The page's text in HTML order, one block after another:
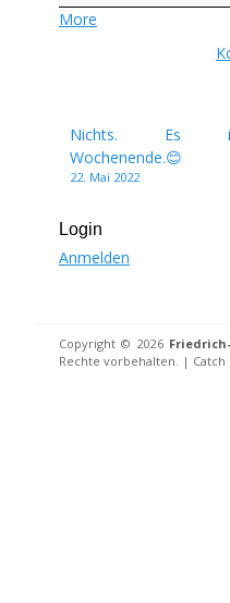
More
Nichts. Es
Wochenende.😊
22. Mai 2022
Login
Anmelden
Copyright © 2026
Rechte vorbehalten. | Catch